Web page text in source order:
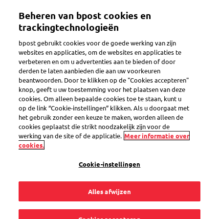
inhoud
Toggle navigation
Een brief of kaart
verzenden
Brieven, aangetekende zendingen en kaarten
verzenden
Beheren van bpost cookies en
trackingtechnologieën
bpost gebruikt cookies voor de goede werking van zijn
websites en applicaties, om de websites en applicaties te
verbeteren en om u advertenties aan te bieden of door
derden te laten aanbieden die aan uw voorkeuren
beantwoorden. Door te klikken op de "Cookies accepteren"
knop, geeft u uw toestemming voor het plaatsen van deze
cookies. Om alleen bepaalde cookies toe te staan, kunt u
op de link “Cookie-instellingen” klikken. Als u doorgaat met
het gebruik zonder een keuze te maken, worden alleen de
cookies geplaatst die strikt noodzakelijk zijn voor de
werking van de site of de applicatie. Meer informatie over
cookies.
Cookie-instellingen
Alles afwijzen